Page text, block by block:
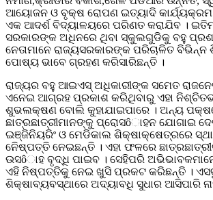
ଆୟୋଜନ ଓ ବୃକ୍ଷ ରୋପଣ ଇତ୍ୟାଦି
ଏକ ଆଦର୍ଶ ବିଦ୍ୟାଳୟରେ ପରିଣତ କରାଯିବ ।
ସରକାରଙ୍କ ଅଧିନରେ ଥିବା ସ୍କୁଲଗୁଡିକୁ ବହୁ
ନେତାମାନେ ରାଜ୍ୟସରକାରଙ୍କ ପରିଚାଳିତ ବିଭିନ୍ନ
ପୋଷ୍ୟ ଭାବେ ଗ୍ରହଣ କରିସାରିଛନ୍ତି ।
ରାଜ୍ୟର ବହୁ ଆଇଏସ୍ ଅଧିକାରୀଙ୍କ ସମେତ
ଏନେଇ ଆଗ୍ରହ ପ୍ରକାଶ କରିଥିବାରୁ ଏହା
ଶୁଭଲକ୍ଷଣ ବୋଲି କୁହାଯାଇପାରେ । ଅନ୍ୟ
ଛାତ୍ରଛାତ୍ରୀମାନଙ୍କୁ ପ୍ରୋସôାହନ ଯୋଗାଇ
ଇଞ୍ଜିନିୟରିଂ ଓ ମେଡିକାଲ ଶିକ୍ଷାକ୍ଷେତ୍ରରେ
ନେିଷ୍ପତ୍ତି ନେଇଛନ୍ତି । ଏହା ଫଳରେ
ଉସôାହ ବୃଦ୍ଧି ପାଇବ । ସେହିପରି
ଏହି ନିଷ୍ପତ୍ତିକୁ ନେଇ ଖୁସି ପ୍ରକଟ କରିଛନ୍ତି ।
ଶିକ୍ଷାବ୍ୟବସ୍ଥାରେ ଅଦ୍ୟାବଧି ସୁଧାର ଆସିପାରି